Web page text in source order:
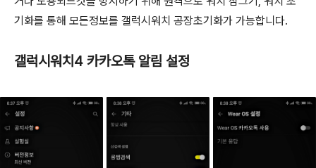
기화를 통해 모든정보를 갤럭시워치 공장초기화가 가능합니다.
갤럭시워치4 카카오톡 알림 설정